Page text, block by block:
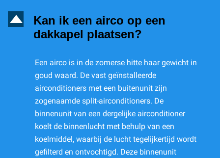
D
Kan ik een airco op een
dakkapel plaatsen?
Een airco is in de zomerse hitte haar gewicht in
goud waard. De vast geïnstalleerde
airconditioners met een buitenunit zijn
zogenaamde split-airconditioners. De
binnenunit van een dergelijke airconditioner
koelt de binnenlucht met behulp van een
koelmiddel, waarbij de lucht tegelijkertijd wordt
gefilterd en ontvochtigd. Deze binnenunit